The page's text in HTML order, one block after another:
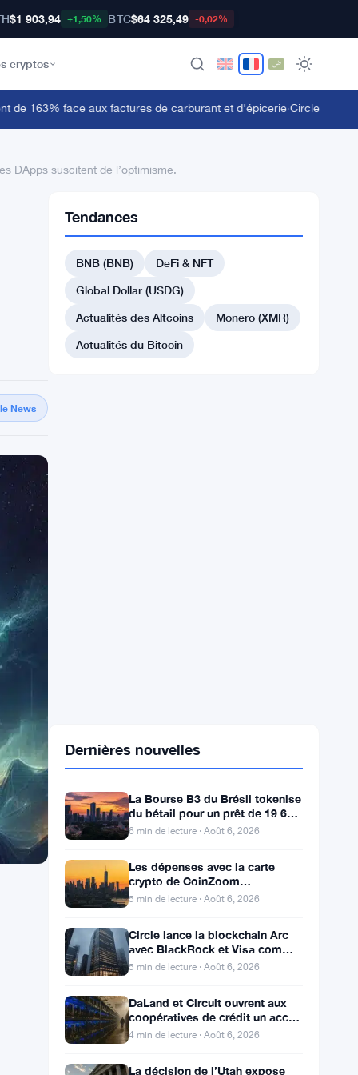
$1 903,94 +1,50% BTC$64 325,49 -0,02%
cryptos
163% face aux factures de carburant et d'épicerie·Circle lance la
DApps suscitent de l’optimisme.
News
Tendances
BNB (BNB)
DeFi & NFT
Global Dollar (USDG)
Actualités des Altcoins
Monero (XMR)
Actualités du Bitcoin
La Bourse B3 du Brésil tokenise
$ alors que la blockchain atteint
la ferme
6 min de lecture · Août 6, 2026
Les dépenses avec la carte
augmentent de 163% face aux
5 min de lecture · Août 6, 2026